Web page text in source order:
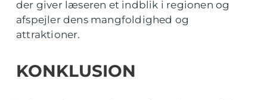
der giver læseren et indblik i regionen og
afspejler dens mangfoldighed og
attraktioner.
KONKLUSION